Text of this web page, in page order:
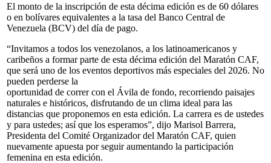
El monto de la inscripción de esta décima edición es de 60 dólares
o en bolívares equivalentes a la tasa del Banco Central de
Venezuela (BCV) del día de pago.
“Invitamos a todos los venezolanos, a los latinoamericanos y
caribeños a formar parte de esta décima edición del Maratón CAF,
que será uno de los eventos deportivos más especiales del 2026. No
pueden perderse la
oportunidad de correr con el Ávila de fondo, recorriendo paisajes
naturales e históricos, disfrutando de un clima ideal para las
distancias que proponemos en esta edición. La carrera es de ustedes
y para ustedes; así que los esperamos”, dijo Marisol Barrera,
Presidenta del Comité Organizador del Maratón CAF, quien
nuevamente apuesta por seguir aumentando la participación
femenina en esta edición.